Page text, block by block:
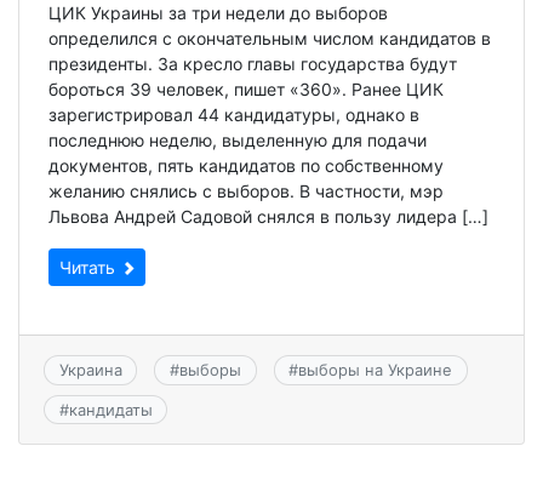
ЦИК Украины за три недели до выборов
определился с окончательным числом кандидатов в
президенты. За кресло главы государства будут
бороться 39 человек, пишет «360». Ранее ЦИК
зарегистрировал 44 кандидатуры, однако в
последнюю неделю, выделенную для подачи
документов, пять кандидатов по собственному
желанию снялись с выборов. В частности, мэр
Львова Андрей Садовой снялся в пользу лидера […]
Читать
Украина #выборы #выборы на Украине
#кандидаты